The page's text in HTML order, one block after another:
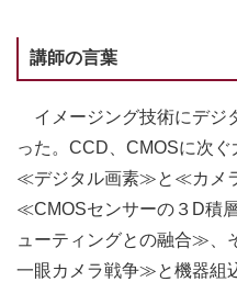
講師の言葉
イメージング技術にデジ
った。CCD、CMOSに次
≪デジタル画素≫と≪カメ
≪CMOSセンサーの３D積
ューティングとの融合≫、
一眼カメラ戦争≫と機器組